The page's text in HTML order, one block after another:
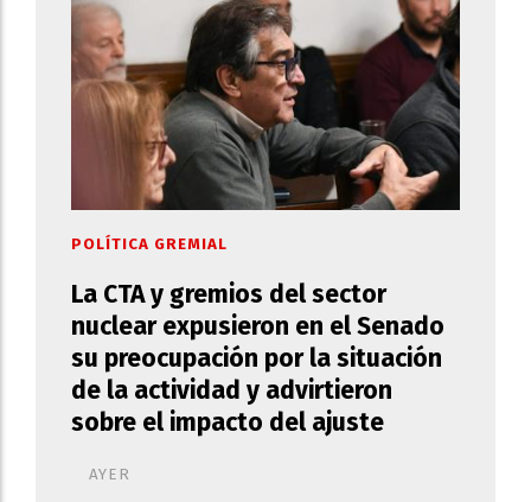
La CTA y gremios del sector
nuclear expusieron en el Senado
su preocupación por la situación
de la actividad y advirtieron
sobre el impacto del ajuste
POLÍTICA GREMIAL
AYER